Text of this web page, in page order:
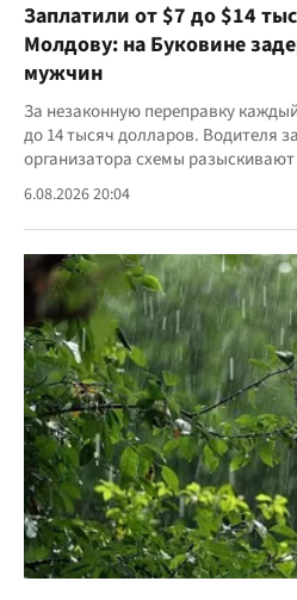
Заплатили от $7 до $14
Молдову: на Буковине
мужчин
За незаконную переправку
до 14 тысяч долларов. Водителя
организатора схемы разыскивают
6.08.2026 20:04